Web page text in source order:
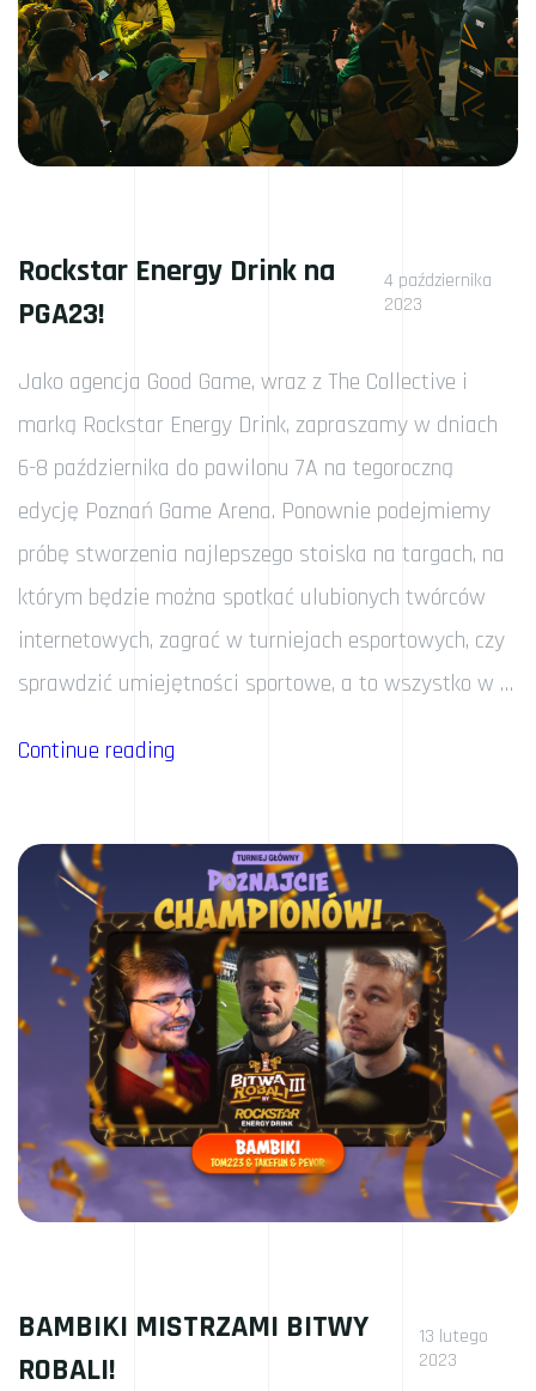
Rockstar Energy Drink na
PGA23!
4 października
2023
Jako agencja Good Game, wraz z The Collective i
marką Rockstar Energy Drink, zapraszamy w dniach
6-8 października do pawilonu 7A na tegoroczną
edycję Poznań Game Arena. Ponownie podejmiemy
próbę stworzenia najlepszego stoiska na targach, na
którym będzie można spotkać ulubionych twórców
internetowych, zagrać w turniejach esportowych, czy
sprawdzić umiejętności sportowe, a to wszystko w …
Continue reading
PGA23!”
BAMBIKI MISTRZAMI BITWY
ROBALI!
13 lutego
2023